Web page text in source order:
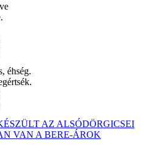
éhség.
AZ ALSÓDÖRGICSEI
VAN A BERE-ÁROK